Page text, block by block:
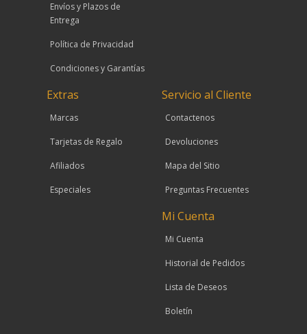
Envíos y Plazos de
Entrega
Política de Privacidad
Condiciones y Garantías
Servicio al Cliente
Contactenos
Devoluciones
Mapa del Sitio
Preguntas Frecuentes
Extras
Marcas
Tarjetas de Regalo
Afiliados
Especiales
Mi Cuenta
Mi Cuenta
Historial de Pedidos
Lista de Deseos
Boletín